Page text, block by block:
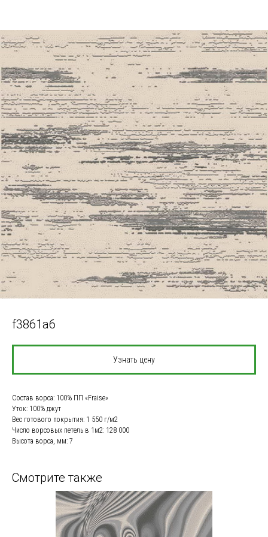
f3861a6
Узнать цену
Состав ворса: 100% ПП «Fraise»
Уток: 100% джут
Вес готового покрытия: 1 550 г/м2
Число ворсовых петель в 1м2: 128 000
Высота ворса, мм: 7
Смотрите также